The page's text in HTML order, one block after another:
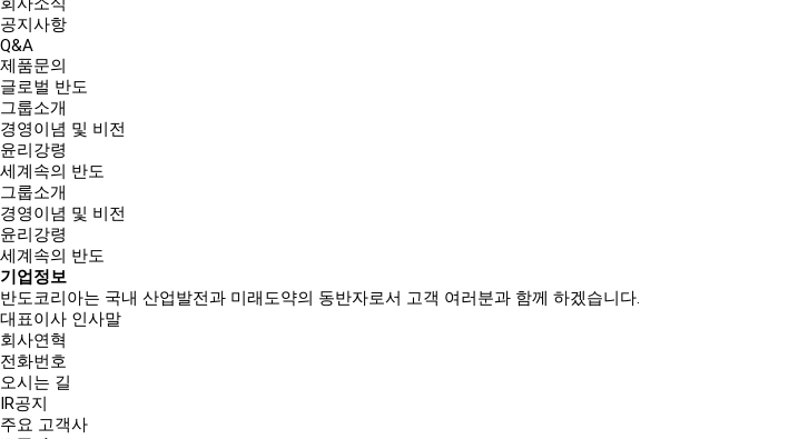
공지사항
Q&A
제품문의
글로벌 반도
그룹소개
경영이념 및 비전
윤리강령
세계속의 반도
그룹소개
경영이념 및 비전
윤리강령
세계속의 반도
기업정보
반도코리아는 국내 산업발전과 미래도약의 동반자로서 고객 여러분과 함께 하겠습니다.
대표이사 인사말
회사연혁
전화번호
오시는 길
IR공지
주요 고객사